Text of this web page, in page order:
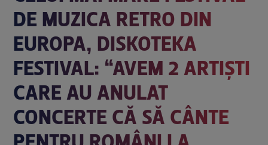
DE MUZICA RETRO DIN
EUROPA, DISKOTEKA
FESTIVAL: “AVEM 2 ARTIȘTI
CARE AU ANULAT
CONCERTE CĂ SĂ CÂNTE